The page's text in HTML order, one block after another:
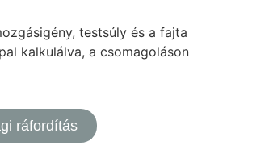
testsúly és a fajta
kalkulálva, a csomagoláson
ráfordítás